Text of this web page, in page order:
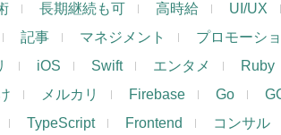
長期継続も可 高時給 UI/UX
記事 マネジメント プロモーシ
iOS Swift エンタメ Ruby
メルカリ Firebase Go
TypeScript Frontend コンサル